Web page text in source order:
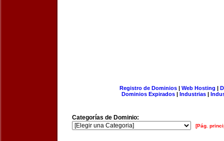
Registro de Dominios| Web Hosting |
Dominios Expirados | Industrias |
Categorías de Dominio:
[Pág.